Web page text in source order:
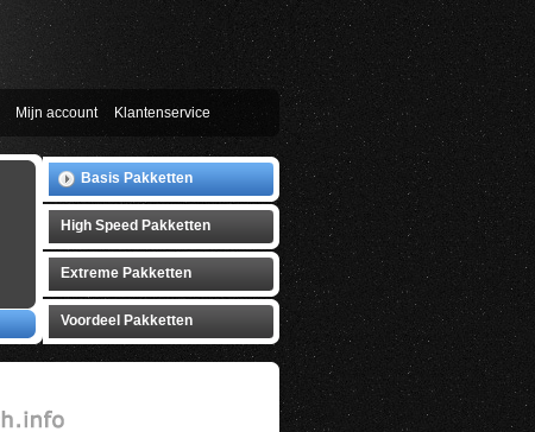
Mijn account Klantenservice
Basis Pakketten
High Speed Pakketten
Extreme Pakketten
Voordeel Pakketten